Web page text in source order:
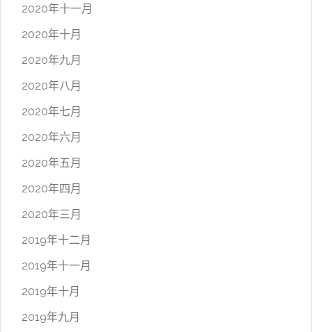
2020年十一月
2020年十月
2020年九月
2020年八月
2020年七月
2020年六月
2020年五月
2020年四月
2020年三月
2019年十二月
2019年十一月
2019年十月
2019年九月